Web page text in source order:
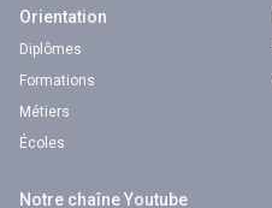
Orientation
Diplômes
Formations
Métiers
Écoles
Notre chaîne Youtube